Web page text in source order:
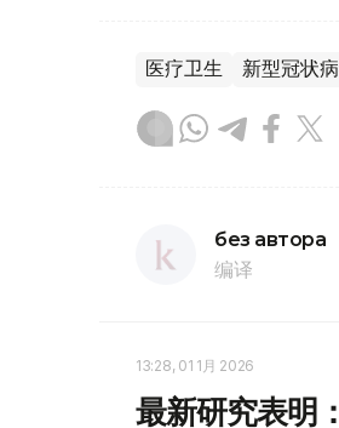
医疗卫生 新型冠状
без автора
编译
13:28, 01 1月 2026
最新研究表明